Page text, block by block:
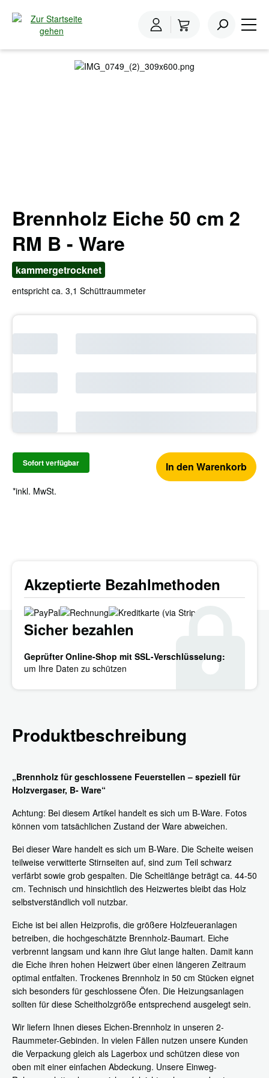
springen
Home Brennholz Brennholz Eiche
Bildergalerie überspringen
Brennholz Eiche 50 cm 2
RM B - Ware
kammergetrocknet
entspricht ca. 3,1 Schüttraummeter
Sofort verfügbar
*inkl. MwSt.
In den Warenkorb
Akzeptierte Bezahlmethoden
Sicher bezahlen
Geprüfter Online-Shop mit SSL-Verschlüsselung:
um Ihre Daten zu schützen
Produktbeschreibung
„Brennholz für geschlossene Feuerstellen – speziell für
Holzvergaser, B- Ware“
Achtung: Bei diesem Artikel handelt es sich um B-Ware. Fotos
können vom tatsächlichen Zustand der Ware abweichen.
Bei dieser Ware handelt es sich um B-Ware. Die Scheite weisen
teilweise verwitterte Stirnseiten auf, sind zum Teil schwarz
verfärbt sowie grob gespalten. Die Scheitlänge beträgt ca. 44-50
cm. Technisch und hinsichtlich des Heizwertes bleibt das Holz
selbstverständlich voll nutzbar.
Eiche ist bei allen Heizprofis, die größere Holzfeueranlagen
betreiben, die hochgeschätzte Brennholz-Baumart. Eiche
verbrennt langsam und kann ihre Glut lange halten. Damit kann
die Eiche ihren hohen Heizwert über einen längeren Zeitraum
optimal entfalten. Trockenes Brennholz in 50 cm Stücken eignet
sich besonders für geschlossene Öfen. Die Heizungsanlagen
sollten für diese Scheitholzgröße entsprechend ausgelegt sein.
Wir liefern Ihnen dieses Eichen-Brennholz in unseren 2-
Raummeter-Gebinden. In vielen Fällen nutzen unsere Kunden
die Verpackung gleich als Lagerbox und schützen diese von
oben mit einer einfachen Abdeckung. Unsere Einweg-